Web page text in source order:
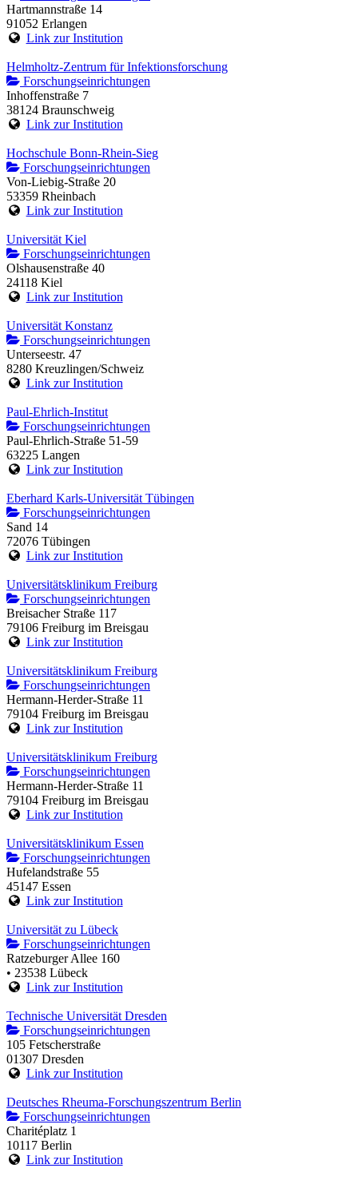
Hartmannstraße 14
91052 Erlangen
Link zur Institution
Helmholtz-Zentrum für Infektionsforschung
Forschungseinrichtungen
Inhoffenstraße 7
38124 Braunschweig
Link zur Institution
Hochschule Bonn-Rhein-Sieg
Forschungseinrichtungen
Von-Liebig-Straße 20
53359 Rheinbach
Link zur Institution
Universität Kiel
Forschungseinrichtungen
Olshausenstraße 40
24118 Kiel
Link zur Institution
Universität Konstanz
Forschungseinrichtungen
Unterseestr. 47
8280 Kreuzlingen/Schweiz
Link zur Institution
Paul-Ehrlich-Institut
Forschungseinrichtungen
Paul-Ehrlich-Straße 51-59
63225 Langen
Link zur Institution
Eberhard Karls-Universität Tübingen
Forschungseinrichtungen
Sand 14
72076 Tübingen
Link zur Institution
Universitätsklinikum Freiburg
Forschungseinrichtungen
Breisacher Straße 117
79106 Freiburg im Breisgau
Link zur Institution
Universitätsklinikum Freiburg
Forschungseinrichtungen
Hermann-Herder-Straße 11
79104 Freiburg im Breisgau
Link zur Institution
Universitätsklinikum Freiburg
Forschungseinrichtungen
Hermann-Herder-Straße 11
79104 Freiburg im Breisgau
Link zur Institution
Universitätsklinikum Essen
Forschungseinrichtungen
Hufelandstraße 55
45147 Essen
Link zur Institution
Universität zu Lübeck
Forschungseinrichtungen
Ratzeburger Allee 160
• 23538 Lübeck
Link zur Institution
Technische Universität Dresden
Forschungseinrichtungen
105 Fetscherstraße
01307 Dresden
Link zur Institution
Deutsches Rheuma-Forschungszentrum Berlin
Forschungseinrichtungen
Charitéplatz 1
10117 Berlin
Link zur Institution